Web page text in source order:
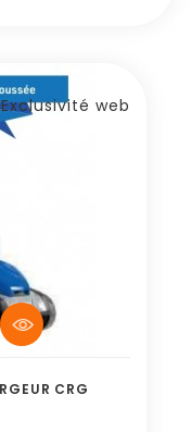
Exclusivité web
CRG